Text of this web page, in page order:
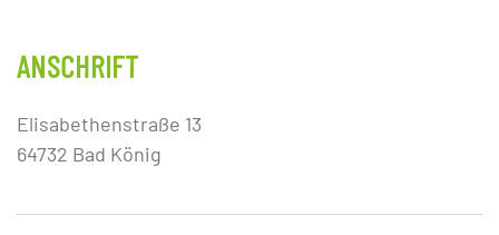
ANSCHRIFT
Elisabethenstraße 13
64732 Bad König